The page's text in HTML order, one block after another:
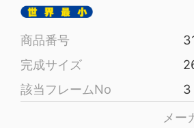
商品番号
完成サイズ
該当フレームNo
3
メー